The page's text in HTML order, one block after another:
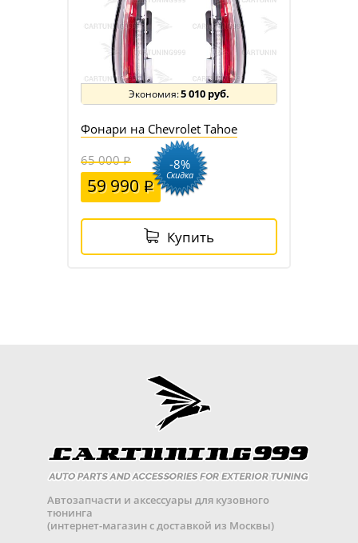
5 010 руб.
Фонари на Chevrolet Tahoe
65 000
59 990
-8%
Скидка
Купить
Автозапчасти и аксессуары для кузовного
тюнинга
(интернет-магазин с доставкой из Москвы)